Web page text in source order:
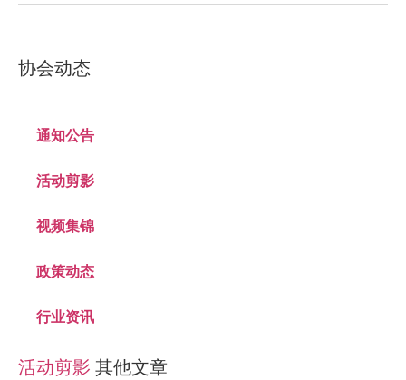
协会动态
通知公告
活动剪影
视频集锦
政策动态
行业资讯
活动剪影 其他文章